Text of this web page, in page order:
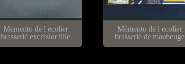
Memento de l ecolier
brasserie excelsior lille
Mémento de l ecolier
brasserie de maubeuge